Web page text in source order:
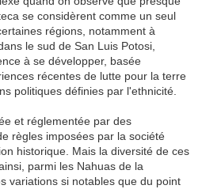
se considèrent comme un seul
régions, notamment à
le sud de San Luis Potosi,
à se développer, basée
récentes de lutte pour la terre
politiques définies par l'ethnicité.
et réglementée par des
règles imposées par la société
historique. Mais la diversité de ces
parmi les Nahuas de la
variations si notables que du point